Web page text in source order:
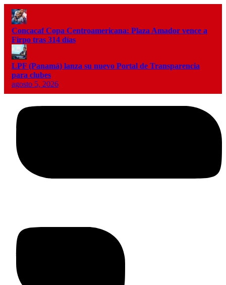
Concacaf Copa Centroamericana: Plaza Amador vence a
Firpo tras 314 días
LPF (Panamá) lanza su nuevo Portal de Transparencia
para clubes
agosto 5, 2026